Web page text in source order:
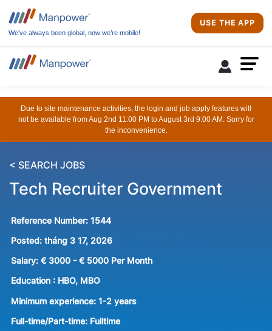
We’ve always been global, now we’re mobile!
USE THE APP
Due to site maintenance activities, the login and job apply features will
not be available from Aug 2nd 11:00 PM to August 3rd 9:00 AM. Sorry for
the inconvenience.
< SEARCH JOBS
Tech Recruiter Government
Reference Number: 1544
Posted: tháng 3 17, 2026
Salary: € 3000 - € 5000 Per Month
Education : HBO, MBO
Minimum experience: 1-2 years
Full-time/Part-time: Fulltime